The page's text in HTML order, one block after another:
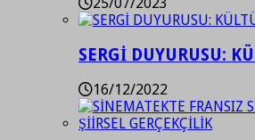
SERGİ DUYURUSU:
16/12/2022